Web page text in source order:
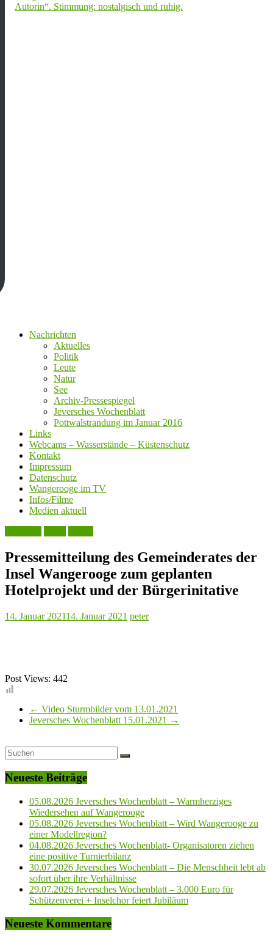
Nachrichten
Aktuelles
Politik
Leute
Natur
See
Archiv-Pressespiegel
Jeversches Wochenblatt
Pottwalstrandung im Januar 2016
Links
Webcams – Wasserstände – Küstenschutz
Kontakt
Impressum
Datenschutz
Wangerooge im TV
Infos/Filme
Medien aktuell
Pressemitteilung des Gemeinderates der
Insel Wangerooge zum geplanten
Hotelprojekt und der Bürgerinitative
14. Januar 202114. Januar 2021 peter
Post Views: 442
← Video Sturmbilder vom 13.01.2021
Jeversches Wochenblatt 15.01.2021 →
Neueste Beiträge
05.08.2026 Jeversches Wochenblatt – Warmherziges
Wiedersehen auf Wangerooge
05.08.2026 Jeversches Wochenblatt – Wird Wangerooge zu
einer Modellregion?
04.08.2026 Jeversches Wochenblatt- Organisatoren ziehen
eine positive Turnierbilanz
30.07.2026 Jeversches Wochenblatt – Die Menschheit lebt ab
sofort über ihre Verhältnisse
29.07.2026 Jeversches Wochenblatt – 3.000 Euro für
Schützenverei + Inselchor feiert Jubiläum
Neueste Kommentare